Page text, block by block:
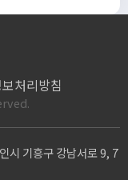
처리방침
시 기흥구 강남서로 9, 7